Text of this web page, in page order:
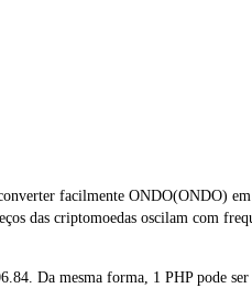
facilmente ONDO(ONDO)
das criptomoedas oscilam com
Da mesma forma, 1 PHP pode